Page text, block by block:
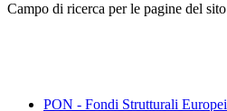
Campo di ricerca per le pagine del sito
PON - Fondi Strutturali Europei